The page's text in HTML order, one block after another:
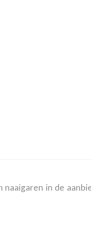
in de